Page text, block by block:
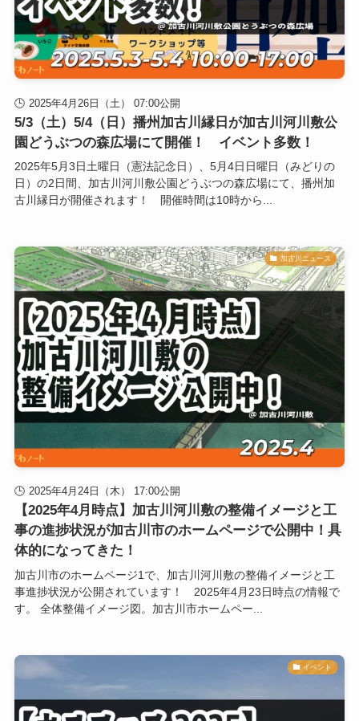
2025年4月26日（土） 07:00公開
5/3（土）5/4（日）播州加古川縁日が加古川河川敷公
園どうぶつの森広場にて開催！ イベント多数！
2025年5月3日土曜日（憲法記念日）、5月4日日曜日（みどりの
日）の2日間、加古川河川敷公園どうぶつの森広場にて、播州加
古川縁日が開催されます！ 開催時間は10時から...
加古川ニュース
2025年4月24日（木） 17:00公開
【2025年4月時点】加古川河川敷の整備イメージと工
事の進捗状況が加古川市のホームページで公開中！具
体的になってきた！
加古川市のホームページ1で、加古川河川敷の整備イメージと工
事進捗状況が公開されています！ 2025年4月23日時点の情報で
す。 全体整備イメージ図。加古川市ホームペー...
イベント